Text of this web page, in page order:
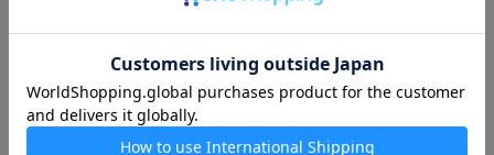
軽くて持ちやすい、ポットと同じよう
にお茶がおいしく、たっぷりいれられ
る……。そんなこだわりを持って作っ